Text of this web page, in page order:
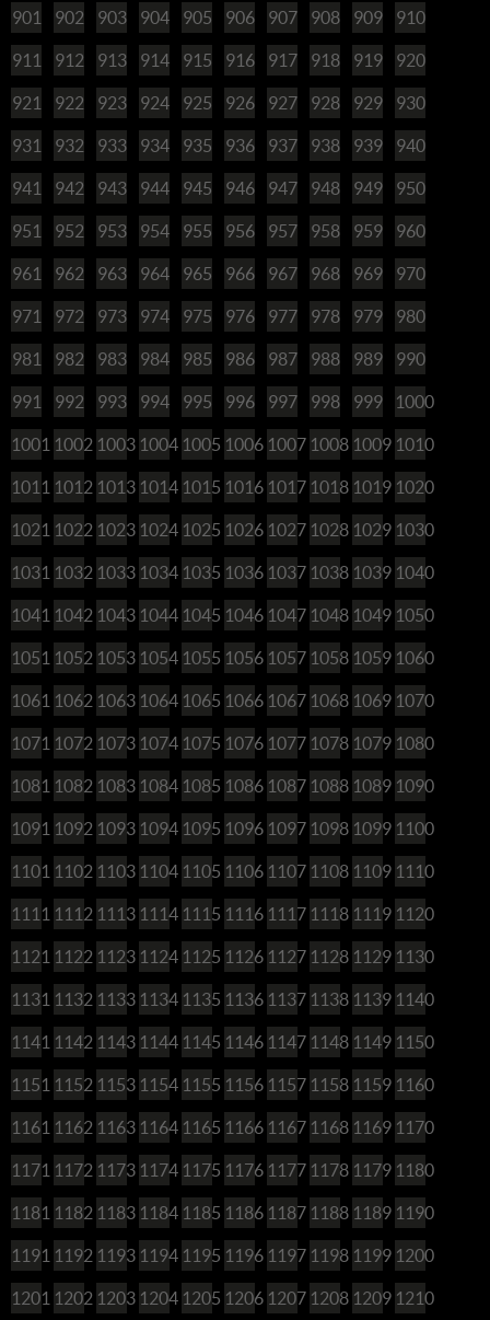
901 902 903 904 905 906 907 908 909 910
911 912 913 914 915 916 917 918 919 920
921 922 923 924 925 926 927 928 929 930
931 932 933 934 935 936 937 938 939 940
941 942 943 944 945 946 947 948 949 950
951 952 953 954 955 956 957 958 959 960
961 962 963 964 965 966 967 968 969 970
971 972 973 974 975 976 977 978 979 980
981 982 983 984 985 986 987 988 989 990
991 992 993 994 995 996 997 998 999 1000
1001 1002 1003 1004 1005 1006 1007 1008 1009 1010
1011 1012 1013 1014 1015 1016 1017 1018 1019 1020
1021 1022 1023 1024 1025 1026 1027 1028 1029 1030
1031 1032 1033 1034 1035 1036 1037 1038 1039 1040
1041 1042 1043 1044 1045 1046 1047 1048 1049 1050
1051 1052 1053 1054 1055 1056 1057 1058 1059 1060
1061 1062 1063 1064 1065 1066 1067 1068 1069 1070
1071 1072 1073 1074 1075 1076 1077 1078 1079 1080
1081 1082 1083 1084 1085 1086 1087 1088 1089 1090
1091 1092 1093 1094 1095 1096 1097 1098 1099 1100
1101 1102 1103 1104 1105 1106 1107 1108 1109 1110
1111 1112 1113 1114 1115 1116 1117 1118 1119 1120
1121 1122 1123 1124 1125 1126 1127 1128 1129 1130
1131 1132 1133 1134 1135 1136 1137 1138 1139 1140
1141 1142 1143 1144 1145 1146 1147 1148 1149 1150
1151 1152 1153 1154 1155 1156 1157 1158 1159 1160
1161 1162 1163 1164 1165 1166 1167 1168 1169 1170
1171 1172 1173 1174 1175 1176 1177 1178 1179 1180
1181 1182 1183 1184 1185 1186 1187 1188 1189 1190
1191 1192 1193 1194 1195 1196 1197 1198 1199 1200
1201 1202 1203 1204 1205 1206 1207 1208 1209 1210